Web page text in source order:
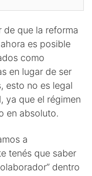
de que la reforma
es posible
como
en lugar de ser
esto no es legal
ya que el régimen
en absoluto.
a
tenés que saber
dentro